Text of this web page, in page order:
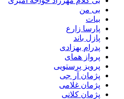
بی من
بیات
پارسا زارع
پازل باند
پدرام بهزادی
پرواز همای
پرویز پرستویی
پژمان آر جی
پژمان غلامی
پژمان کلانی